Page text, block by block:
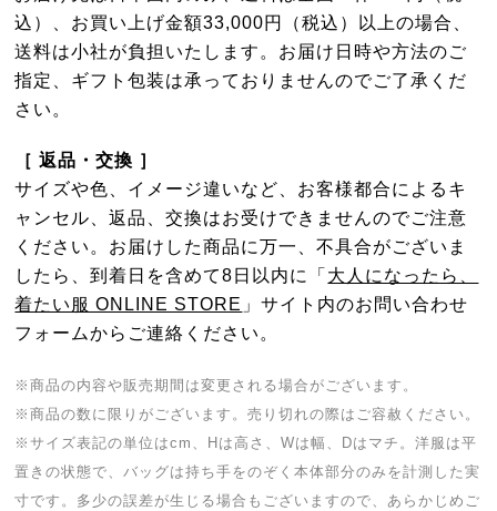
込）、お買い上げ金額33,000円（税込）以上の場合、
送料は小社が負担いたします。お届け日時や方法のご
指定、ギフト包装は承っておりませんのでご了承くだ
さい。
［ 返品・交換 ］
サイズや色、イメージ違いなど、お客様都合によるキ
ャンセル、返品、交換はお受けできませんのでご注意
ください。お届けした商品に万一、不具合がございま
したら、到着日を含めて8日以内に「 大人になったら、
着たい服 ONLINE STORE 」サイト内のお問い合わせ
フォームからご連絡ください。
※商品の内容や販売期間は変更される場合がございます。
※商品の数に限りがございます。売り切れの際はご容赦ください。
※サイズ表記の単位はcm、Hは高さ、Wは幅、Dはマチ。洋服は平
置きの状態で、バッグは持ち手をのぞく本体部分のみを計測した実
寸です。多少の誤差が生じる場合もございますので、あらかじめご